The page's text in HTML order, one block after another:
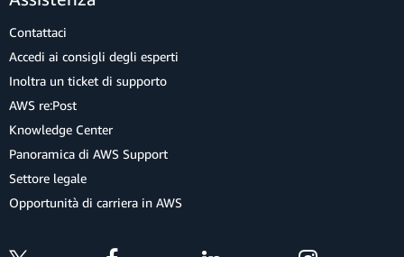
Contattaci
Accedi ai consigli degli esperti
Inoltra un ticket di supporto
AWS re:Post
Knowledge Center
Panoramica di AWS Support
Settore legale
Opportunità di carriera in AWS